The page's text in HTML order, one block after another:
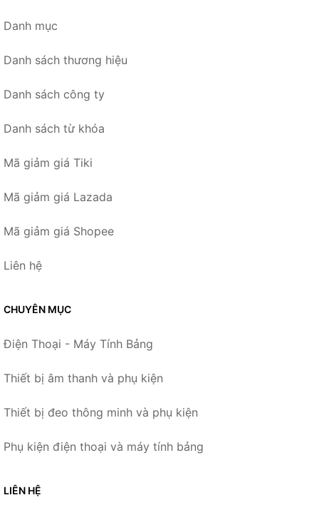
Danh mục
Danh sách thương hiệu
Danh sách công ty
Danh sách từ khóa
Mã giảm giá Tiki
Mã giảm giá Lazada
Mã giảm giá Shopee
Liên hệ
CHUYÊN MỤC
Điện Thoại - Máy Tính Bảng
Thiết bị âm thanh và phụ kiện
Thiết bị đeo thông minh và phụ kiện
Phụ kiện điện thoại và máy tính bảng
LIÊN HỆ